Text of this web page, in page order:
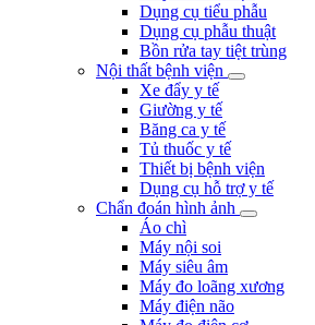
Dụng cụ tiểu phẫu
Dụng cụ phẫu thuật
Bồn rửa tay tiệt trùng
Nội thất bệnh viện
Xe đẩy y tế
Giường y tế
Băng ca y tế
Tủ thuốc y tế
Thiết bị bệnh viện
Dụng cụ hỗ trợ y tế
Chẩn đoán hình ảnh
Áo chì
Máy nội soi
Máy siêu âm
Máy đo loãng xương
Máy điện não